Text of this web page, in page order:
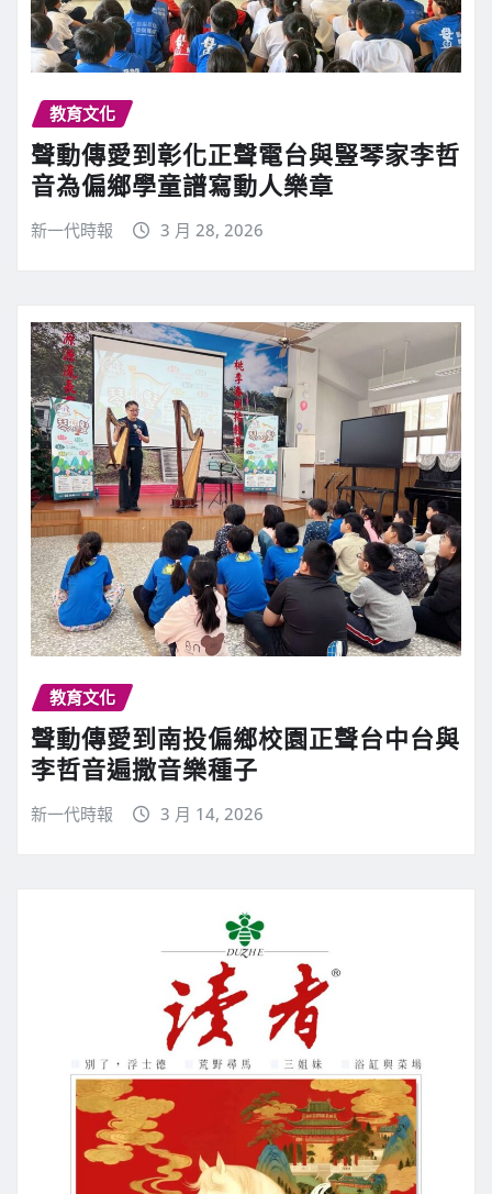
教育文化
聲動傳愛到彰化正聲電台與豎琴家李哲
音為偏鄉學童譜寫動人樂章
新一代時報 3 月 28, 2026
教育文化
聲動傳愛到南投偏鄉校園正聲台中台與
李哲音遍撒音樂種子
新一代時報 3 月 14, 2026